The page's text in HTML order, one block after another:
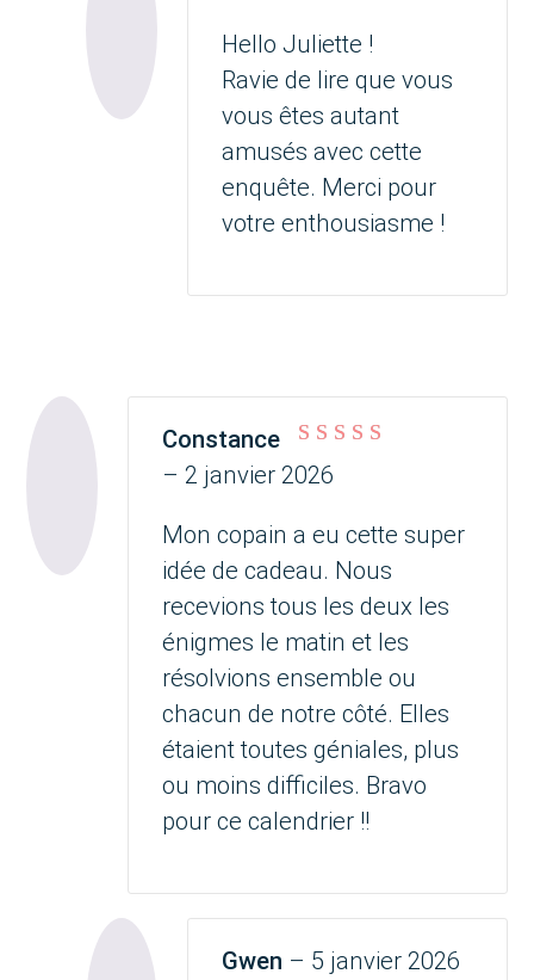
Hello Juliette !
Ravie de lire que vous
vous êtes autant
amusés avec cette
enquête. Merci pour
votre enthousiasme !
Note
Constance
– 2 janvier 2026
Mon copain a eu cette super
idée de cadeau. Nous
recevions tous les deux les
énigmes le matin et les
résolvions ensemble ou
chacun de notre côté. Elles
étaient toutes géniales, plus
ou moins difficiles. Bravo
pour ce calendrier !!
Gwen – 5 janvier 2026